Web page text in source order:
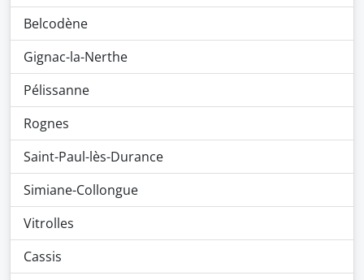
Belcodène
Gignac-la-Nerthe
Pélissanne
Rognes
Saint-Paul-lès-Durance
Simiane-Collongue
Vitrolles
Cassis